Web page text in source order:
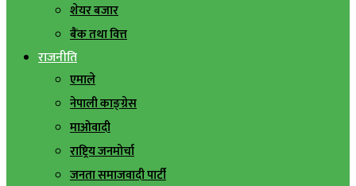
शेयर बजार
बैंक तथा वित्त
राजनीति
एमाले
नेपाली काङ्ग्रेस
माओवादी
राष्ट्रिय जनमोर्चा
जनता समाजवादी पार्टी